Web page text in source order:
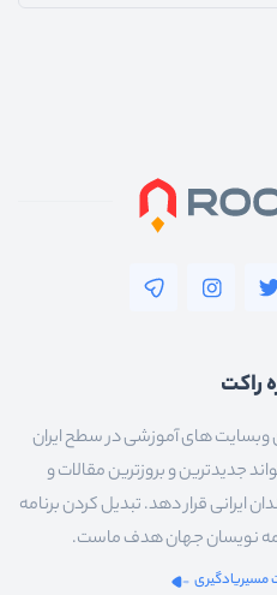
راکت
وبسایت های آموزشی در سطح ایران
جدیدترین و بروزترین مقالات و
ایرانی قرار دهد. تبدیل کردن برنامه
نویسان جهان هدف ماست.
مسیریادگیری